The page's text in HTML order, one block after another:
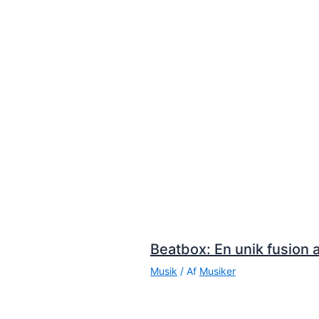
Beatbox: En unik fusion
Musik / Af Musiker